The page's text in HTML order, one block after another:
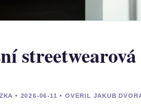
• 2026-06-11 • OVERIL JAKUB